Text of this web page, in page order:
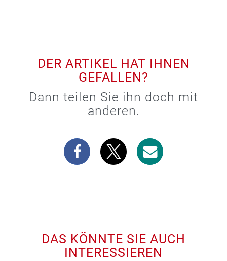
DER ARTIKEL HAT IHNEN
GEFALLEN?
Dann teilen Sie ihn doch mit
anderen.
DAS KÖNNTE SIE AUCH
INTERESSIEREN